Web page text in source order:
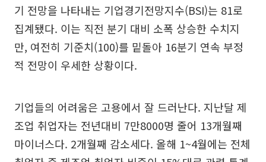
기 전망을 나타내는 기업경기전망지수(BSI)는 81로
집계됐다. 이는 직전 분기 대비 소폭 상승한 수치지
만, 여전히 기준치(100)를 밑돌아 16분기 연속 부정
적 전망이 우세한 상황이다.
기업들의 어려움은 고용에서 잘 드러난다. 지난달 제
조업 취업자는 전년대비 7만8000명 줄어 13개월째
마이너스다. 2개월째 감소세다. 올해 1~4월에는 전체